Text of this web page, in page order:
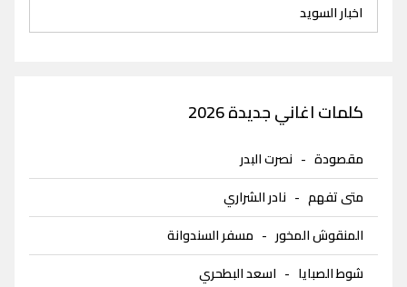
اخبار السويد
كلمات اغاني جديدة 2026
مقصودة - نصرت البدر
متى تفهم - نادر الشراري
المنقوش المخور- مسفر السندوانة
شوط الصبايا - اسعد البطحري